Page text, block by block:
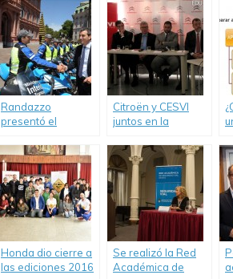
campaña con
participación de
Cesvi Argentina
de siniestros
viales.
Randazzo
presentó el
Seguridad Vial
“Verano 2015”
Citroën y CESVI
juntos en la
mejorar la
Educación Vial.
Honda dio cierre a
las ediciones 2016
Se realizó la Red
Académica de